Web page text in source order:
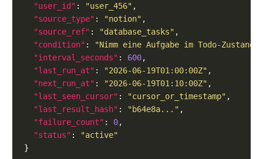
"user_id" : "user_456"
"source_type" : "notion"
"source_ref" : "database_tasks"
"condition" :
"Nimm eine Aufgabe im Todo-
"interval_seconds" : 600
"last_run_at" : "2026-06-19T01:00:00Z"
"next_run_at" : "2026-06-19T01:10:00Z"
"last_seen_cursor" : "cursor_or_timestamp"
"last_result_hash" : "b64e8a..."
"failure_count" : 0
"status" :
"active"